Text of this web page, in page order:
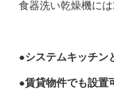
食器洗い乾燥機には
●システムキッチン
●賃貸物件でも設置